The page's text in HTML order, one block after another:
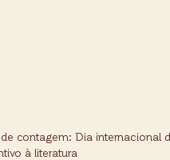
contagem: Dia internacional
à literatura